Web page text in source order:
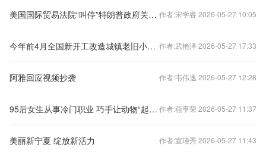
美国国际贸易法院“叫停”特朗普政府关税措施生效 作者:宋学睿 2026-05-27 10:05
今年前4月全国新开工改造城镇老旧小区5679个 作者:武艳泽 2026-05-27 17:33
阿雅回应视频抄袭 作者:韦伟逸 2026-05-27 12:28
95后女生从事冷门职业 巧手让动物“起死回生” 作者:燕亨荣 2026-05-27 11:37
美丽新宁夏 绽放新活力 作者:宣瑾秀 2026-05-27 11:43